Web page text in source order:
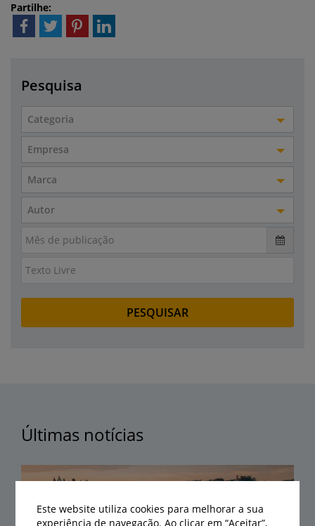
Partilhe:
Pesquisa
Categoria
Empresa
Marca
Autor
Últimas notícias
Este website utiliza cookies para melhorar a sua
experiência de navegação. Ao clicar em “Aceitar”,